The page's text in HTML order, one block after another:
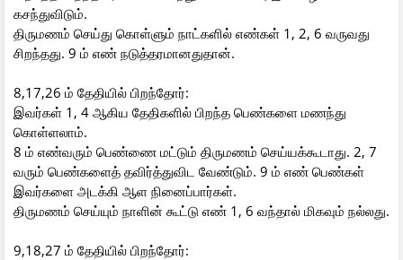
கசந்துவிடும்.
திருமணம் செய்து கொள்ளும் நாட்களில் எண்கள் 1, 2, 6 வருவது
சிறந்தது. 9 ம் எண் நடுத்தரமானதுதான்.
8,17,26 ம் தேதியில் பிறந்தோர்:
இவர்கள் 1, 4 ஆகிய தேதிகளில் பிறந்த பெண்களை மணந்து
கொள்ளலாம்.
8 ம் எண்வரும் பெண்ணை மட்டும் திருமணம் செய்யக்கூடாது. 2, 7
வரும் பெண்களைத் தவிர்த்துவிட வேண்டும். 9 ம் எண் பெண்கள்
இவர்களை அடக்கி ஆள நினைப்பார்கள்.
திருமணம் செய்யும் நாளின் கூட்டு எண் 1, 6 வந்தால் மிகவும் நல்லது.
9,18,27 ம் தேதியில் பிறந்தோர்: